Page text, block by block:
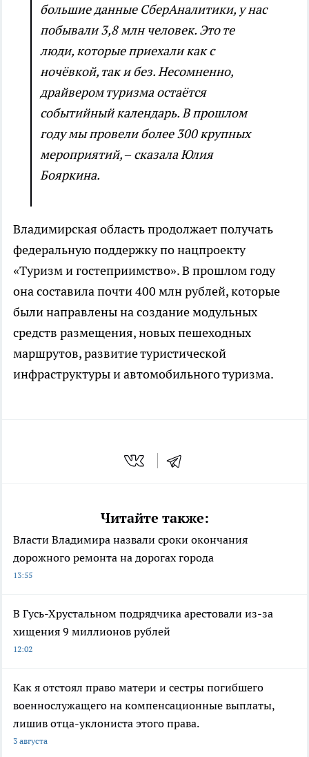
большие данные СберАналитики, у нас
побывали 3,8 млн человек. Это те
люди, которые приехали как с
ночёвкой, так и без. Несомненно,
драйвером туризма остаётся
событийный календарь. В прошлом
году мы провели более 300 крупных
мероприятий, – сказала Юлия
Бояркина.
Владимирская область продолжает получать
федеральную поддержку по нацпроекту
«Туризм и гостеприимство». В прошлом году
она составила почти 400 млн рублей, которые
были направлены на создание модульных
средств размещения, новых пешеходных
маршрутов, развитие туристической
инфраструктуры и автомобильного туризма.
Читайте также:
Власти Владимира назвали сроки окончания
дорожного ремонта на дорогах города
13:55
В Гусь-Хрустальном подрядчика арестовали из-за
хищения 9 миллионов рублей
12:02
Как я отстоял право матери и сестры погибшего
военнослужащего на компенсационные выплаты,
лишив отца-уклониста этого права.
3 августа